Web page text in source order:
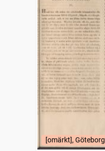
[omärkt], Göteborg